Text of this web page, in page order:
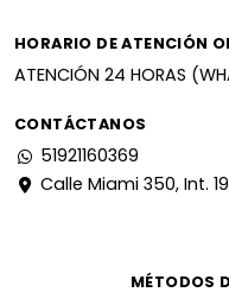
HORARIO DE ATENCIÓN
ATENCIÓN 24 HORAS
CONTÁCTANOS
51921160369
Calle Miami 350, Int.
MÉTODOS